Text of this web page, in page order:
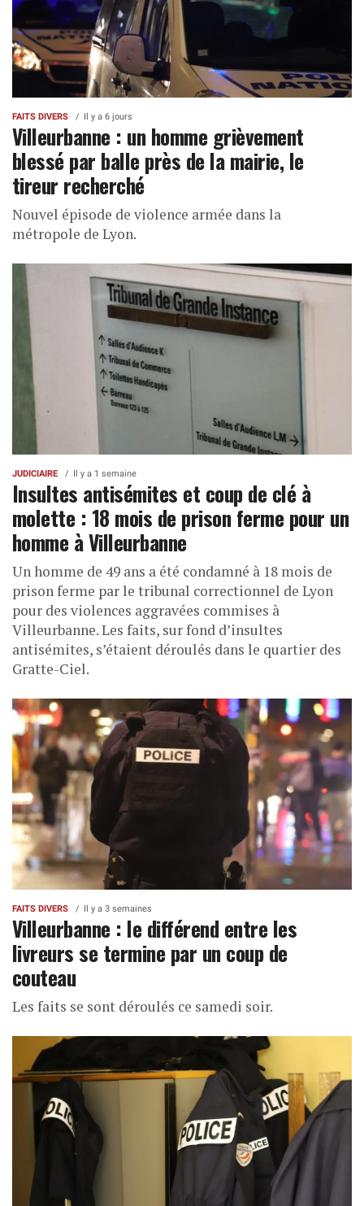
FAITS DIVERS Il y a 6 jours
Villeurbanne : un homme grièvement
blessé par balle près de la mairie, le
tireur recherché
Nouvel épisode de violence armée dans la
métropole de Lyon.
JUDICIAIRE Il y a 1 semaine
Insultes antisémites et coup de clé à
molette : 18 mois de prison ferme pour un
homme à Villeurbanne
Un homme de 49 ans a été condamné à 18 mois de
prison ferme par le tribunal correctionnel de Lyon
pour des violences aggravées commises à
Villeurbanne. Les faits, sur fond d’insultes
antisémites, s’étaient déroulés dans le quartier des
Gratte-Ciel.
FAITS DIVERS Il y a 3 semaines
Villeurbanne : le différend entre les
livreurs se termine par un coup de
couteau
Les faits se sont déroulés ce samedi soir.